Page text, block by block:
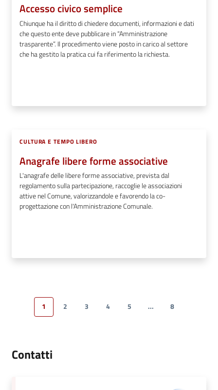
Accesso civico semplice
Chiunque ha il diritto di chiedere documenti, informazioni e dati
che questo ente deve pubblicare in “Amministrazione
trasparente”. Il procedimento viene posto in carico al settore
che ha gestito la pratica cui fa riferimento la richiesta.
CULTURA E TEMPO LIBERO
Anagrafe libere forme associative
L'anagrafe delle libere forme associative, prevista dal
regolamento sulla partecipazione, raccoglie le associazioni
attive nel Comune, valorizzandole e favorendo la co-
progettazione con l'Amministrazione Comunale.
Pagina precedente
Pagina
1 Pagina
2 Pagina
3 Pagina
4 Pagina
5 ...Pagina successiva
Pagina
8
Contatti